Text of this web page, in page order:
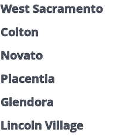
West Sacramento
Colton
Novato
Placentia
Glendora
Lincoln Village